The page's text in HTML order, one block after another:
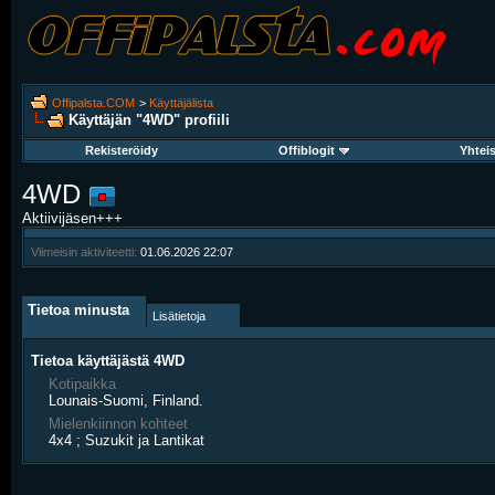
Offipalsta.COM > Käyttäjälista
Käyttäjän "4WD" profiili
Rekisteröidy Offiblogit
4WD
Aktiivijäsen+++
Viimeisin aktiviteetti: 01.06.2026 22:07
Tietoa minusta Lisätietoja
Tietoa käyttäjästä 4WD
Kotipaikka
Lounais-Suomi, Finland.
Mielenkiinnon kohteet
4x4 ; Suzukit ja Lantikat